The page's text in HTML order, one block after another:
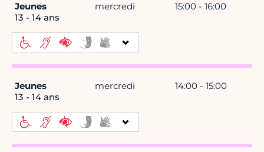
Jeunes
13 - 14 ans
mercredi 15:00 - 16:00
Jeunes
13 - 14 ans
mercredi 14:00 - 15:00